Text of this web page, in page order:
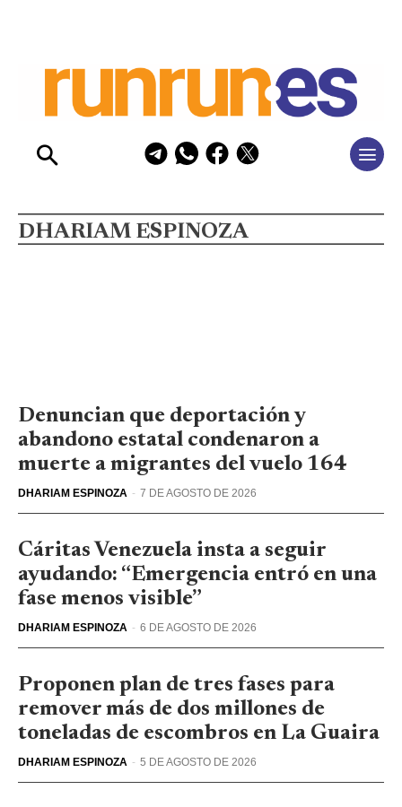
DHARIAM ESPINOZA
Denuncian que deportación y
abandono estatal condenaron a
muerte a migrantes del vuelo 164
DHARIAM ESPINOZA - 7 DE AGOSTO DE 2026
Cáritas Venezuela insta a seguir
ayudando: “Emergencia entró en una
fase menos visible”
DHARIAM ESPINOZA - 6 DE AGOSTO DE 2026
Proponen plan de tres fases para
remover más de dos millones de
toneladas de escombros en La Guaira
DHARIAM ESPINOZA - 5 DE AGOSTO DE 2026